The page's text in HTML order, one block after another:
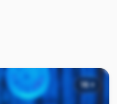
16+